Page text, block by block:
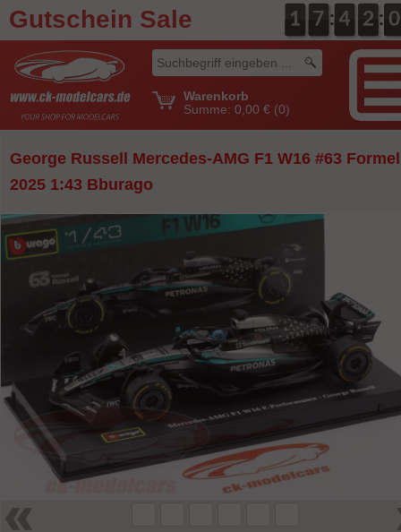
Gutschein Sale 0
1
1 0
7
7 : 0
4
4 0
2
2 : 1
0
0
Warenkorb
Summe: 0,00 € (0)
George Russell Mercedes-AMG F1 W16 #63
2025 1:43 Bburago